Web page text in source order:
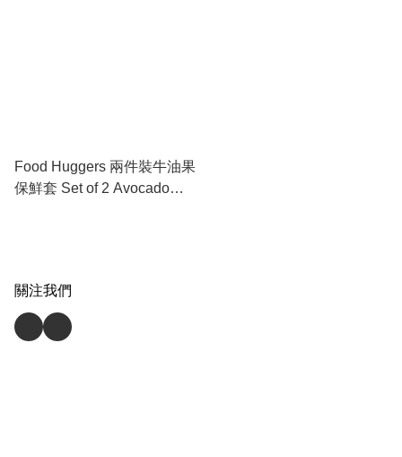
Food Huggers 兩件裝牛油果
保鮮套 Set of 2 Avocado
關注我們